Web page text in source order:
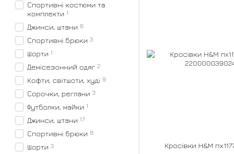
Кросівки H&M
Спортивні костюми та
комплекти 1
Джинси, штани 6
Спортивні брюки 3
Шорти 1
Демісезонний одяг 2
Кофти, світшоти, худі 9
Сорочки, реглани 3
Футболки, майки 1
Джинси, штани 17
Спортивні брюки 8
Шорти 3